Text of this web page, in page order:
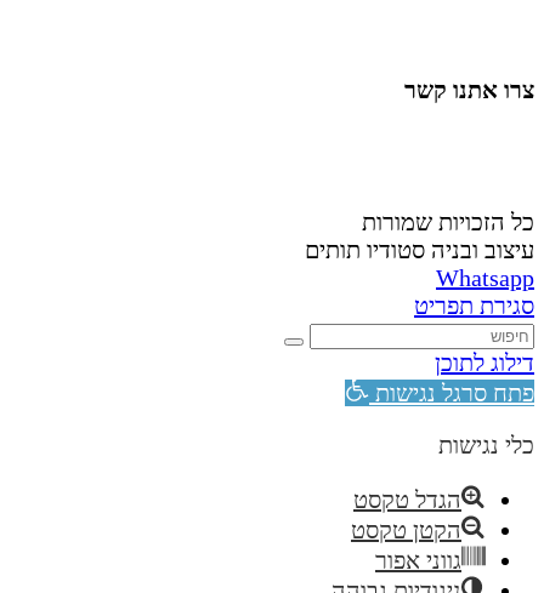
צרו אתנו קשר
כל הזכויות שמורות
עיצוב ובניה סטודיו תותים
Whatsapp
סגירת תפריט
דילוג לתוכן
פתח סרגל נגישות
כלי נגישות
הגדל טקסט
הקטן טקסט
גווני אפור